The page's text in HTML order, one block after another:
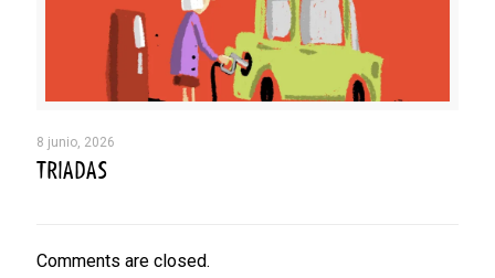
8 junio, 2026
TRIADAS
Comments are closed.